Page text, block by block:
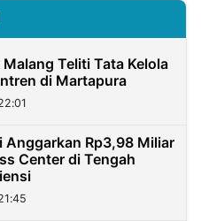
Malang Teliti Tata Kelola
di Martapura
Anggarkan Rp3,98 Miliar
Center di Tengah